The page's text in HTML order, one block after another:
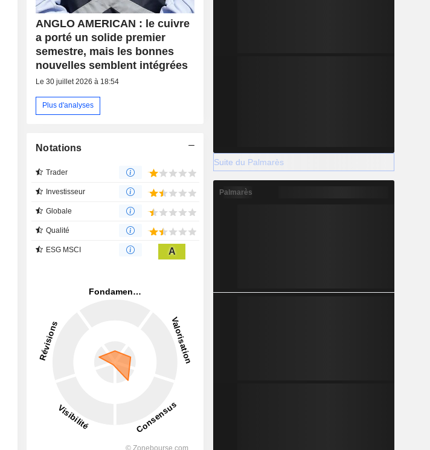
ANGLO AMERICAN : le cuivre
a porté un solide premier
semestre, mais les bonnes
nouvelles semblent intégrées
Le 30 juillet 2026 à 18:54
Plus d'analyses
Notations
Trader
Investisseur
Globale
Qualité
ESG MSCI A
Suite du Palmarès
Palmarès